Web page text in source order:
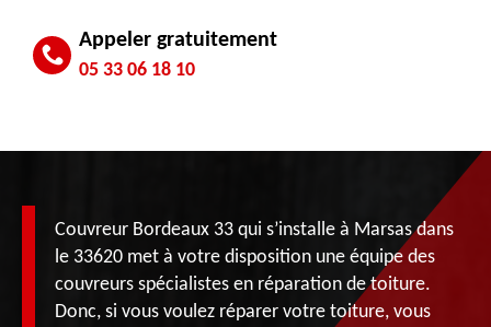
Appeler gratuitement
05 33 06 18 10
Couvreur Bordeaux 33 qui s’installe à Marsas dans
le 33620 met à votre disposition une équipe des
couvreurs spécialistes en réparation de toiture.
Donc, si vous voulez réparer votre toiture, vous